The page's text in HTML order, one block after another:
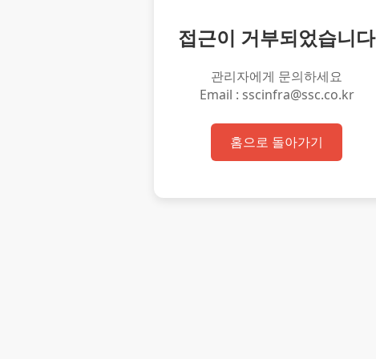
접근이 거부되었습니다
관리자에게 문의하세요
Email : sscinfra@ssc.co.kr
홈으로 돌아가기